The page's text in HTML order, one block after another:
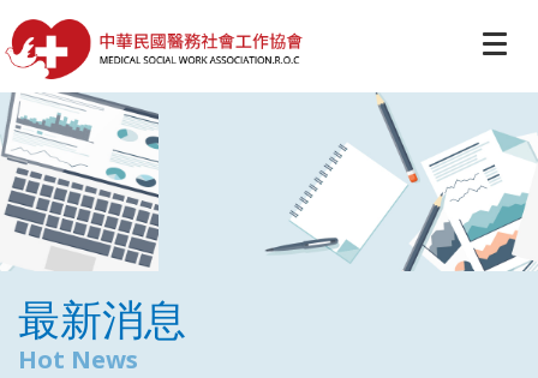
最新消息
Hot News